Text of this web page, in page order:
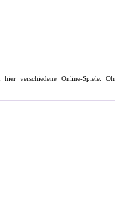
verschiedene Online-Spiele.